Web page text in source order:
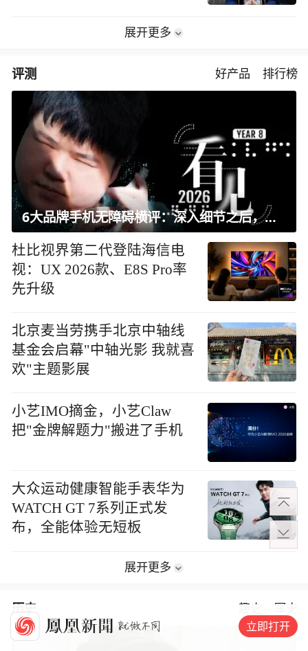
展开更多
评测 好产品 排行榜
6大品牌手机无障碍横评：深入细节之后，似乎只有苹果能挺住？｜ 看见2026
杜比视界第二代登陆海信电
视：UX 2026款、E8S Pro率
先升级
北京麦当劳携手北京中轴线
基金会启幕"中轴光影 我就喜
欢"主题影展
小艺IMO摘金，小艺Claw
把"金牌解题力"搬进了手机
大众运动健康智能手表华为
WATCH GT 7系列正式发
布，全能体验无短板
展开更多
历史 趣史 军史
立即打开